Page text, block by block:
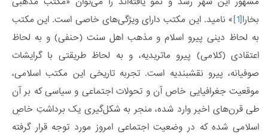
بخارا[1] » نامید. این مکتب دارای ویژگی‌های خاصی است. این مکتب
به لحاظ دینی پیرو اسلام و مذهب اهل سنت (حنفی) و به لحاظ
اعتقادی (کلامی) پیرو ماتریدیه، و به لحاظ طریقتی با گرایشات
صوفیانه، پیرو نقشبندیه است. تجربه تاریخی این مکتب اسلامی،
موقعیت جغرافیایی خاص آن و تحولات اجتماعی و سیاسی که بر آن
طی قرن‌های اخیر وارد شده، منجر به شکل‌گیری یک برداشتِ خاصِ
اسلامی شده که در وضعیت اجتماعی امروز مورد توجه قرار گرفته